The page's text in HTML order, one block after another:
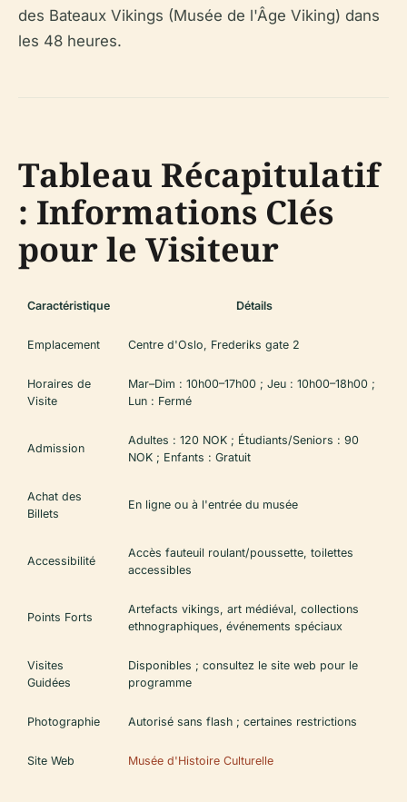
des Bateaux Vikings (Musée de l'Âge Viking) dans
les 48 heures.
Tableau Récapitulatif
: Informations Clés
pour le Visiteur
Caractéristique Détails
Emplacement Centre d'Oslo, Frederiks gate 2
Horaires de
Visite
Mar–Dim : 10h00–17h00 ; Jeu : 10h00–18h00 ;
Lun : Fermé
Admission
Adultes : 120 NOK ; Étudiants/Seniors : 90
NOK ; Enfants : Gratuit
Achat des
Billets
En ligne ou à l'entrée du musée
Accessibilité
Accès fauteuil roulant/poussette, toilettes
accessibles
Points Forts
Artefacts vikings, art médiéval, collections
ethnographiques, événements spéciaux
Visites
Guidées
Disponibles ; consultez le site web pour le
programme
Photographie Autorisé sans flash ; certaines restrictions
Site Web Musée d'Histoire Culturelle